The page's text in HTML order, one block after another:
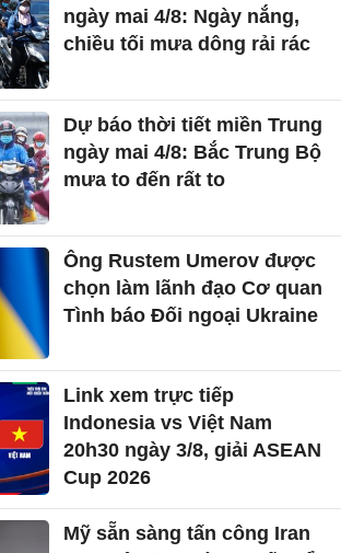
ngày mai 4/8: Ngày nắng,
chiều tối mưa dông rải rác
Dự báo thời tiết miền Trung
ngày mai 4/8: Bắc Trung Bộ
mưa to đến rất to
Ông Rustem Umerov được
chọn làm lãnh đạo Cơ quan
Tình báo Đối ngoại Ukraine
Link xem trực tiếp
Indonesia vs Việt Nam
20h30 ngày 3/8, giải ASEAN
Cup 2026
Mỹ sẵn sàng tấn công Iran